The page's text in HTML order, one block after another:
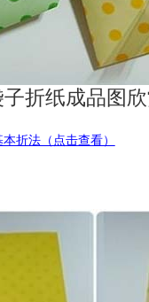
折纸成品图
折法（点击查看）